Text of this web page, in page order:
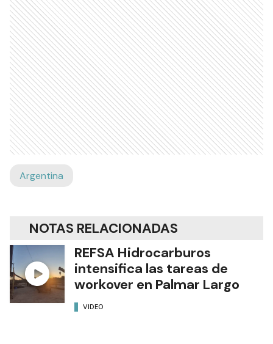
Argentina
NOTAS RELACIONADAS
REFSA Hidrocarburos
intensifica las tareas de
workover en Palmar Largo
VIDEO